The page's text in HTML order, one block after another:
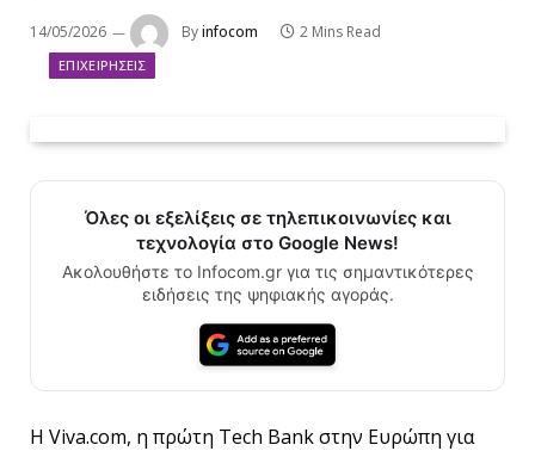
14/05/2026 Byinfocom 2 Mins Read
ΕΠΙΧΕΙΡΉΣΕΙΣ
Όλες οι εξελίξεις σε τηλεπικοινωνίες και
τεχνολογία στο Google News!
Ακολουθήστε το Infocom.gr για τις σημαντικότερες
ειδήσεις της ψηφιακής αγοράς.
Η Viva.com, η πρώτη Tech Bank στην Ευρώπη για